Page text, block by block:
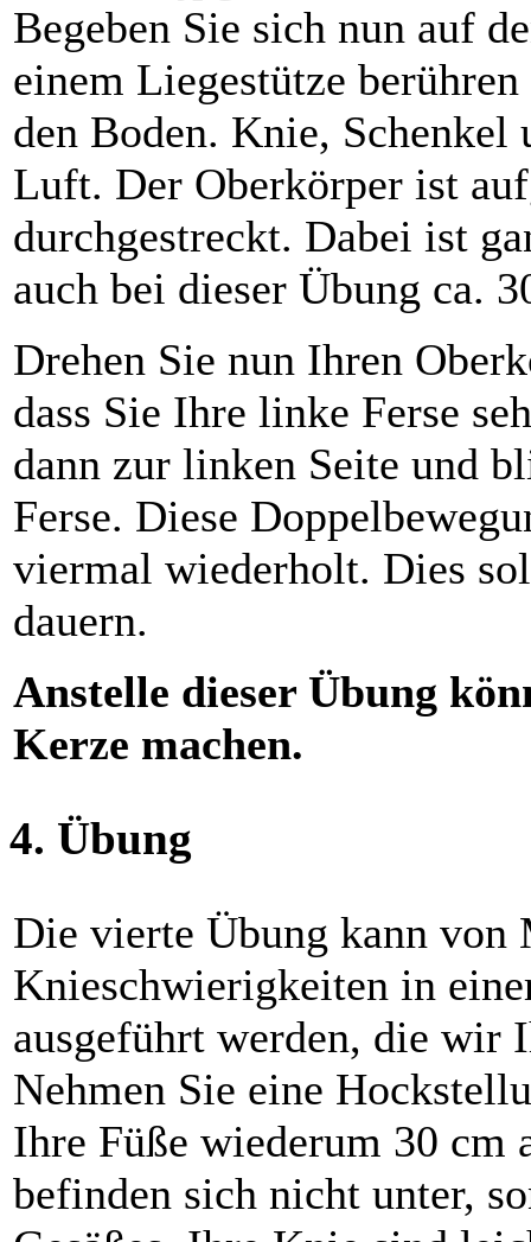
Begeben Sie sich nun auf
einem Liegestütze
den Boden. Knie,
Luft. Der Oberkörper ist
durchgestreckt. Dabei ist
auch bei dieser Übung ca.
Drehen Sie nun Ihren
dass Sie Ihre linke Ferse
dann zur linken Seite und
Ferse. Diese
viermal wiederholt. Dies
dauern.
Anstelle dieser Übung
Kerze machen.
4. Übung
Die vierte Übung kann von
Knieschwierigkeiten in
ausgeführt werden, die wir
Nehmen Sie eine
Ihre Füße wiederum 30 cm
befinden sich nicht unter,